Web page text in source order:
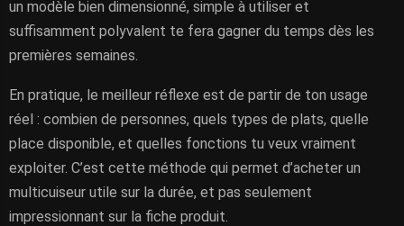
un modèle bien dimensionné, simple à utiliser et
suffisamment polyvalent te fera gagner du temps dès les
premières semaines.
En pratique, le meilleur réflexe est de partir de ton usage
réel : combien de personnes, quels types de plats, quelle
place disponible, et quelles fonctions tu veux vraiment
exploiter. C’est cette méthode qui permet d’acheter un
multicuiseur utile sur la durée, et pas seulement
impressionnant sur la fiche produit.